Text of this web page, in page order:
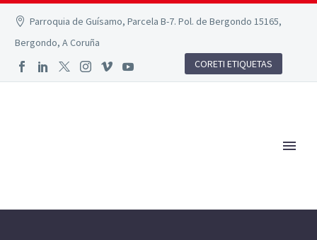
Parroquia de Guísamo, Parcela B-7. Pol. de Bergondo 15165,
Bergondo, A Coruña
CORETI ETIQUETAS